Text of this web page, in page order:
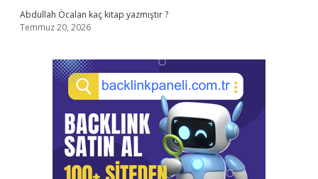
Abdullah Öcalan kaç kitap yazmıştır ?
Temmuz 20, 2026